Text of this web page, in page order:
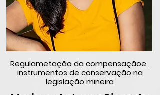
Regulametação da compensaçãoe ,
instrumentos de conservação na
legislação mineira